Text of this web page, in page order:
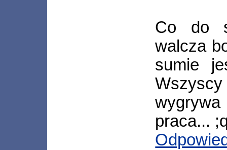
Co do
walcza
sumie
Wszyscy
praca...